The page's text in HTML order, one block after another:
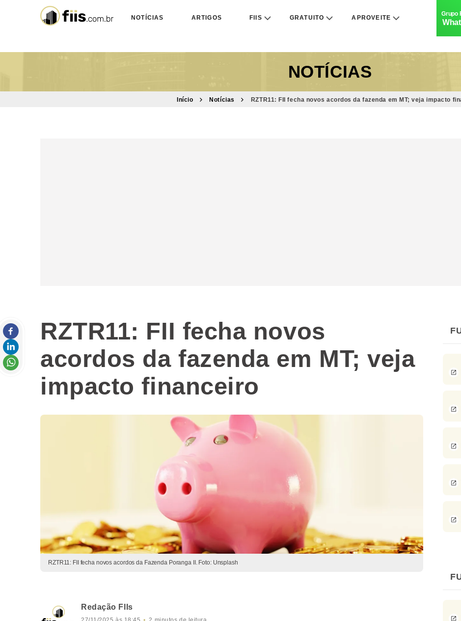
NOTÍCIAS ARTIGOS FIIS GRATUITO APROVEITE
NOTÍCIAS
Início Notícias RZTR11: FII fecha novos acordos da fazenda em MT; veja impacto
RZTR11: FII fecha novos
acordos da fazenda em MT; veja
impacto financeiro
RZTR11: FII fecha novos acordos da Fazenda Poranga II. Foto: Unsplash
Redação FIIs